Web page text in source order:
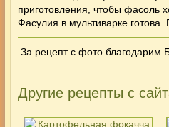
приготовления, чтобы фасоль
Фасулия в мультиварке готова.
За рецепт с фото благодарим
Другие рецепты с